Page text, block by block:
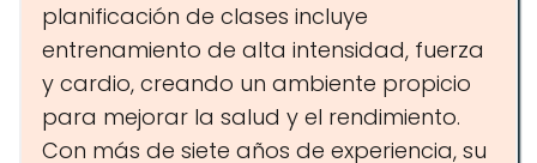
planificación de clases incluye
entrenamiento de alta intensidad, fuerza
y cardio, creando un ambiente propicio
para mejorar la salud y el rendimiento.
Con más de siete años de experiencia, su